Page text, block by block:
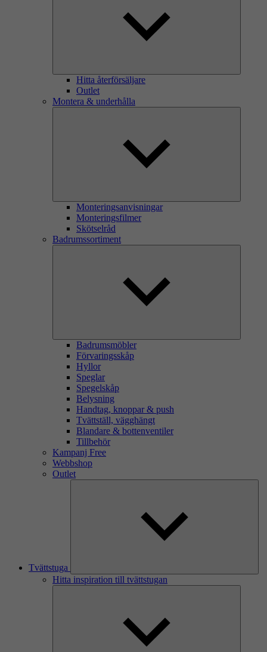
Hitta återförsäljare
Outlet
Montera & underhålla
Monteringsanvisningar
Monteringsfilmer
Skötselråd
Badrumssortiment
Badrumsmöbler
Förvaringsskåp
Hyllor
Speglar
Spegelskåp
Belysning
Handtag, knoppar & push
Tvättställ, vägghängt
Blandare & bottenventiler
Tillbehör
Kampanj Free
Webbshop
Outlet
Tvättstuga
Hitta inspiration till tvättstugan